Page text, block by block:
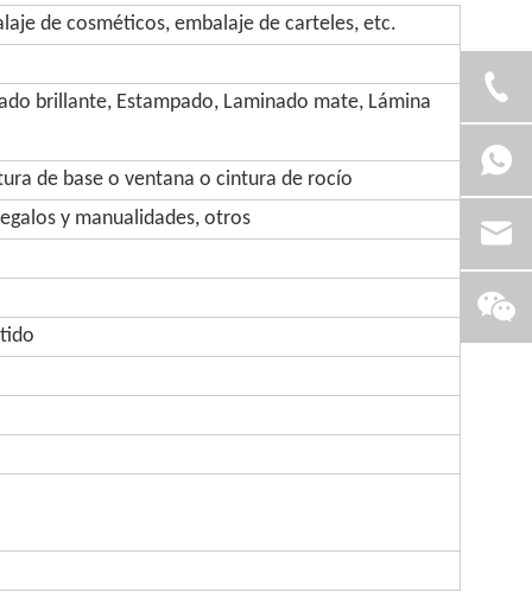
de cosméticos, embalaje de carteles, etc.
brillante, Estampado, Laminado mate, Lámina
de base o ventana o cintura de rocío
y manualidades, otros